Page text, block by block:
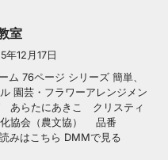
室
年12月17日
76ページ シリーズ 簡単、
園芸・フラワーアレンジメン
あらたにあきこ クリスティ
協会（農文協） 品番
みはこちら DMMで見る